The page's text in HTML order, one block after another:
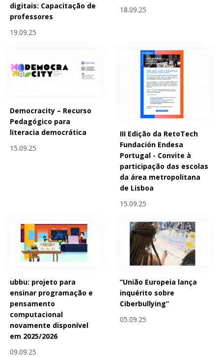
digitais: Capacitação de
professores
19.09.25
18.09.25
Democracity – Recurso
Pedagógico para
literacia democrática
15.09.25
III Edição da RetoTech
Fundación Endesa
Portugal - Convite à
participação das escolas
da área metropolitana
de Lisboa
15.09.25
ubbu: projeto para
ensinar programação e
pensamento
computacional
novamente disponível
em 2025/2026
09.09.25
“União Europeia lança
inquérito sobre
Ciberbullying”
05.09.25